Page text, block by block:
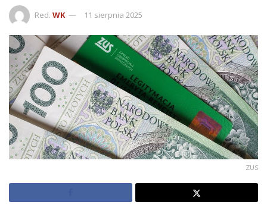
Red. WK 11 sierpnia 2025
ZUS